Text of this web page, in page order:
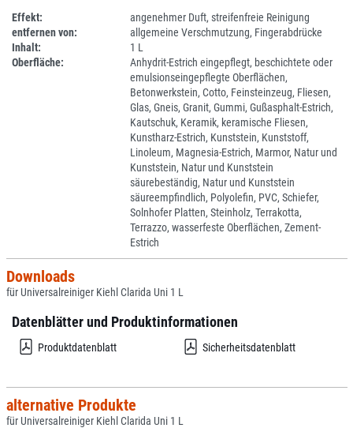
Effekt:
angenehmer Duft, streifenfreie Reinigung
entfernen von:
allgemeine Verschmutzung, Fingerabdrücke
Inhalt:
1 L
Oberfläche:
Anhydrit-Estrich eingepflegt, beschichtete oder
emulsionseingepflegte Oberflächen,
Betonwerkstein, Cotto, Feinsteinzeug, Fliesen,
Glas, Gneis, Granit, Gummi, Gußasphalt-Estrich,
Kautschuk, Keramik, keramische Fliesen,
Kunstharz-Estrich, Kunststein, Kunststoff,
Linoleum, Magnesia-Estrich, Marmor, Natur und
Kunststein, Natur und Kunststein
säurebeständig, Natur und Kunststein
säureempfindlich, Polyolefin, PVC, Schiefer,
Solnhofer Platten, Steinholz, Terrakotta,
Terrazzo, wasserfeste Oberflächen, Zement-
Estrich
Downloads
für Universalreiniger Kiehl Clarida Uni 1 L
Datenblätter und Produktinformationen
Produktdatenblatt Sicherheitsdatenblatt
alternative Produkte
für Universalreiniger Kiehl Clarida Uni 1 L